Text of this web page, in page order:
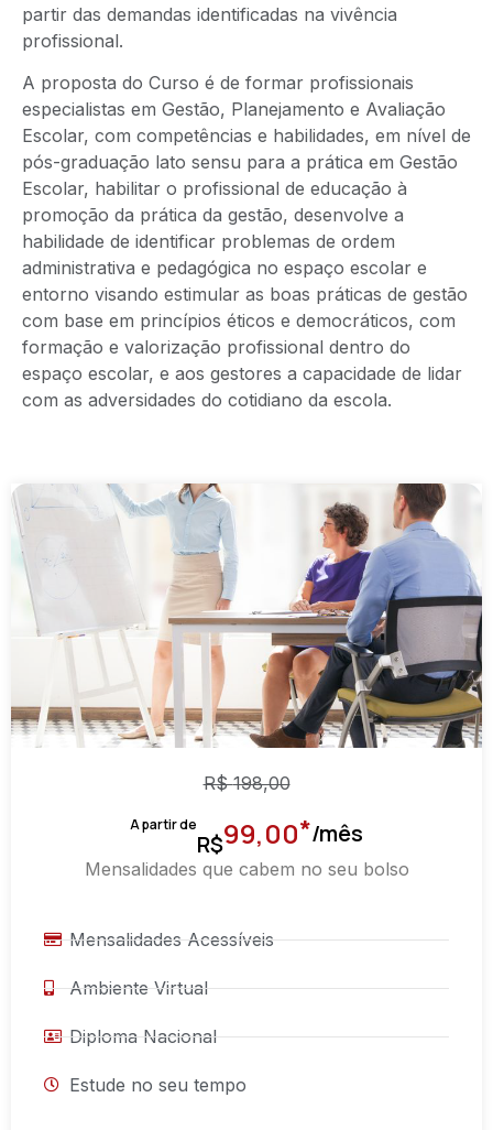
partir das demandas identificadas na vivência
profissional.
A proposta do Curso é de formar profissionais
especialistas em Gestão, Planejamento e Avaliação
Escolar, com competências e habilidades, em nível de
pós-graduação lato sensu para a prática em Gestão
Escolar, habilitar o profissional de educação à
promoção da prática da gestão, desenvolve a
habilidade de identificar problemas de ordem
administrativa e pedagógica no espaço escolar e
entorno visando estimular as boas práticas de gestão
com base em princípios éticos e democráticos, com
formação e valorização profissional dentro do
espaço escolar, e aos gestores a capacidade de lidar
com as adversidades do cotidiano da escola.
R$198,00
A partir de
R$99,00*/mês
Mensalidades que cabem no seu bolso
Mensalidades Acessíveis
Ambiente Virtual
Diploma Nacional
Estude no seu tempo